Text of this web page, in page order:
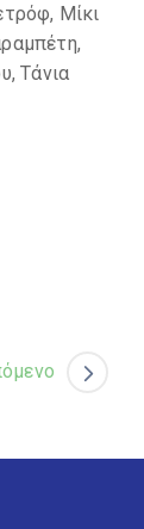
Μίκι
Τάνια